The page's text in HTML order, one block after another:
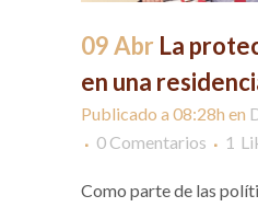
09 Abr La
en una
Publicado a 08:28h en
0 Comentarios
1
Como parte de las